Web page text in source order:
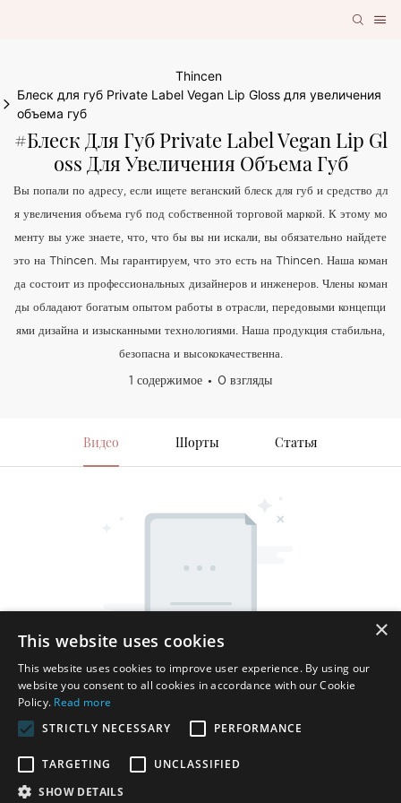
Thincen
Блеск для губ Private Label Vegan Lip Gloss для увеличения
объема губ
#Блеск Для Губ Private Label Vegan Lip Gl
Oss Для Увеличения Объема Губ
Вы попали по адресу, если ищете веганский блеск для губ и средство дл
я увеличения объема губ под собственной торговой маркой. К этому мо
менту вы уже знаете, что, что бы вы ни искали, вы обязательно найдете
это на Thincen. Мы гарантируем, что это есть на Thincen. Наша коман
да состоит из профессиональных дизайнеров и инженеров. Члены коман
ды обладают богатым опытом работы в отрасли, передовыми концепци
ями дизайна и изысканными технологиями. Наша продукция стабильна,
безопасна и высококачественна.
1 содержимое 0 взгляды
Видео Шорты Статья
×
This website uses cookies
This website uses cookies to improve user experience. By using our
website you consent to all cookies in accordance with our Cookie
Policy. Read more
STRICTLY NECESSARY
PERFORMANCE
TARGETING
UNCLASSIFIED
SHOW DETAILS